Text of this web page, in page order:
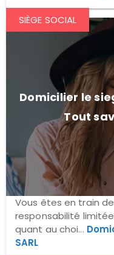
Domicilier le
Tout
SIÈGE SOCIAL
Vous êtes en train
responsabilité
quant au choi...
SARL